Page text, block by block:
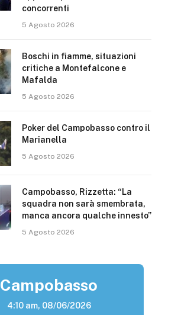
concorrenti
5 Agosto 2026
Boschi in fiamme, situazioni
critiche a Montefalcone e
Mafalda
5 Agosto 2026
Poker del Campobasso contro il
Marianella
5 Agosto 2026
Campobasso, Rizzetta: “La
squadra non sarà smembrata,
manca ancora qualche innesto”
5 Agosto 2026
Campobasso
4:10 am, 08/06/2026